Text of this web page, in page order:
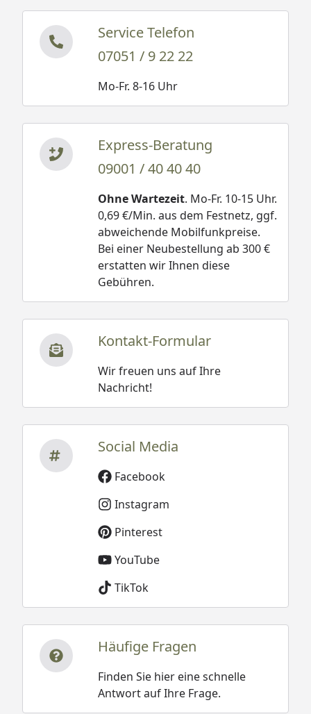
Service Telefon
07051 / 9 22 22
Mo-Fr. 8-16 Uhr
Express-Beratung
09001 / 40 40 40
Ohne Wartezeit. Mo-Fr. 10-15 Uhr.
0,69 €/Min. aus dem Festnetz, ggf.
abweichende Mobilfunkpreise.
Bei einer Neubestellung ab 300 €
erstatten wir Ihnen diese
Gebühren.
Kontakt-Formular
Wir freuen uns auf Ihre
Nachricht!
Social Media
Facebook
Instagram
Pinterest
YouTube
TikTok
Häufige Fragen
Finden Sie hier eine schnelle
Antwort auf Ihre Frage.